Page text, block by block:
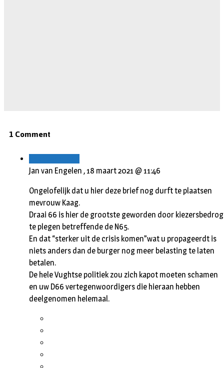
1 Comment
Jan van Engelen ,18 maart 2021 @ 11:46
Ongelofelijk dat u hier deze brief nog durft te plaatsen
mevrouw Kaag.
Draai 66 is hier de grootste geworden door kiezersbedrog
te plegen betreffende de N65.
En dat “sterker uit de crisis komen”wat u propageerdt is
niets anders dan de burger nog meer belasting te laten
betalen.
De hele Vughtse politiek zou zich kapot moeten schamen
en uw D66 vertegenwoordigers die hieraan hebben
deelgenomen helemaal.